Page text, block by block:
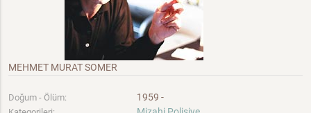
MEHMET MURAT SOMER
Doğum - Ölüm: 1959 -